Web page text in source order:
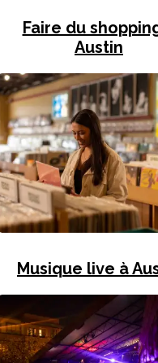
Faire du
Austin
Musique live à